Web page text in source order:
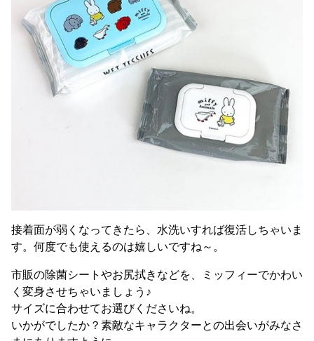
接着面が弱くなってきたら、水洗いすれば復活しちゃいま
す。何度でも使えるのは嬉しいですね～。
市販の除菌シートやお尻拭きなどを、ミッフィーでかわい
く変身させちゃいましょう♪
サイズに合わせてお選びくださいね。
いかがでしたか？素敵なキャラクターとの出会いがみなさ